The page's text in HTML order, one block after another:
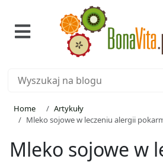
Home
Artykuły
Mleko sojowe w leczeniu alergii
Mleko sojowe w